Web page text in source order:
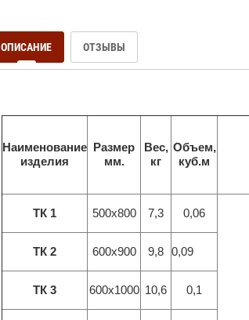
ОПИСАНИЕ ОТЗЫВЫ
Наименование
изделия
Размер
мм.
Вес,
кг
Объем,
куб.м
ТК 1 500х800 7,3 0,06
ТК 2 600х900 9,8 0,09
ТК 3 600х1000 10,6 0,1